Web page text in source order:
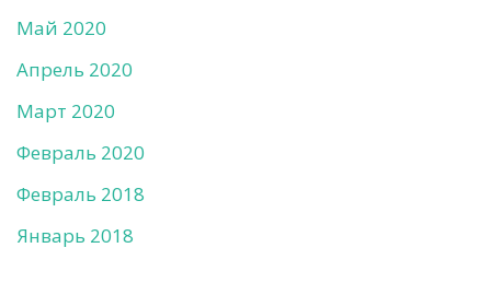
Май 2020
Апрель 2020
Март 2020
Февраль 2020
Февраль 2018
Январь 2018